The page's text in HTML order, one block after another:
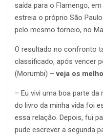
saída para o Flamengo,
estreia o próprio São
pelo mesmo torneio, no
O resultado no confronto
classificado, após vencer
(Morumbi) –veja os
– Eu vivi uma boa parte
do livro da minha vida foi
essa relação. Depois, fui
pude escrever a segunda